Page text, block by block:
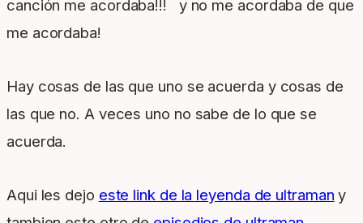
canción me acordaba!!! y no me acordaba de que
me acordaba!
Hay cosas de las que uno se acuerda y cosas de
las que no. A veces uno no sabe de lo que se
acuerda.
Aqui les dejo este link de la leyenda de ultraman y